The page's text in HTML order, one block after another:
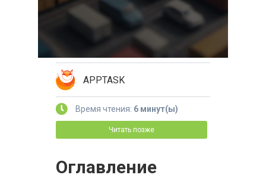
APPTASK
Время чтения: 6 минут(ы)
Читать позже
Оглавление